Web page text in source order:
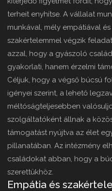
terheit enyhítse. A vállalat
munkával, mély empátiával
szakértelemmel végzik
azzal, hogy a gyászoló
gyakorlati, hanem érzelmi
Céljuk, hogy a végső búcsú
igényei szerint, a lehető
méltóságteljesebben
szolgáltatóként állnak a
támogatást nyújtva az élet
pillanatában. Az intézmény
családokat abban, hogy a
szerettükhöz.
Empátia és